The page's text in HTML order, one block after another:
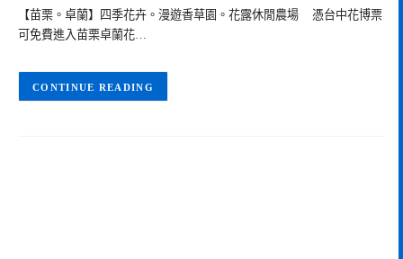
【苗栗。卓蘭】四季花卉。漫遊香草園。花露休閒農場 憑台中花博票
可免費進入苗栗卓蘭花…
CONTINUE READING